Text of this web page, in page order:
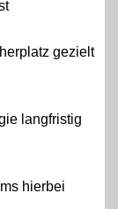
gezielt
langfristig
hierbei